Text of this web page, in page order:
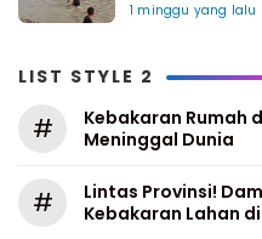
1 minggu yang lalu
LIST STYLE 2
#
Kebakaran Rumah
Meninggal Dunia
#
Lintas Provinsi!
Kebakaran Lahan